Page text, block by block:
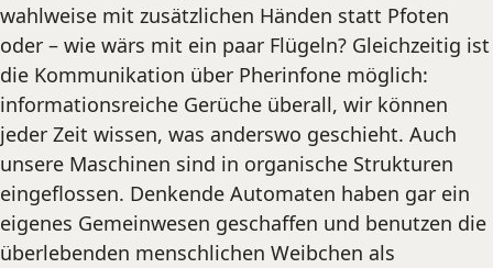
wahlweise mit zusätzlichen Händen statt Pfoten
oder – wie wärs mit ein paar Flügeln? Gleichzeitig ist
die Kommunikation über Pherinfone möglich:
informationsreiche Gerüche überall, wir können
jeder Zeit wissen, was anderswo geschieht. Auch
unsere Maschinen sind in organische Strukturen
eingeflossen. Denkende Automaten haben gar ein
eigenes Gemeinwesen geschaffen und benutzen die
überlebenden menschlichen Weibchen als